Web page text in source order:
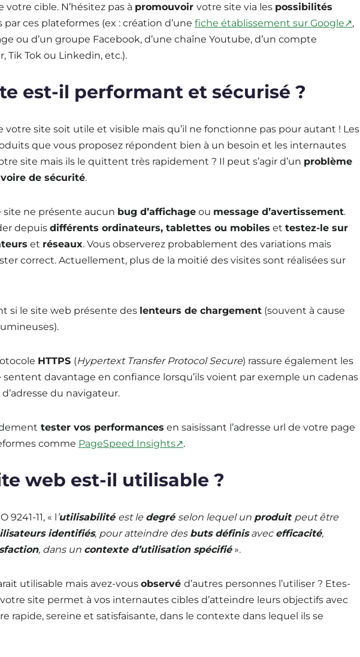
cible. N’hésitez pas à promouvoir votre site via les possibilités
par ces plateformes (ex : création d’une fiche établissement sur Google↗,
ou d’un groupe Facebook, d’une chaîne Youtube, d’un compte
Tik Tok ou Linkedin, etc.).
est-il performant et sécurisé ?
votre site soit utile et visible mais qu’il ne fonctionne pas pour autant ! Les
que vous proposez répondent bien à un besoin et les internautes
site mais ils le quittent très rapidement ? Il peut s’agir d’un problème
de sécurité.
site ne présente aucun bug d’affichage ou message d’avertissement.
depuis différents ordinateurs, tablettes ou mobiles et testez-le sur
et réseaux. Vous observerez probablement des variations mais
correct. Actuellement, plus de la moitié des visites sont réalisées sur
si le site web présente des lenteurs de chargement (souvent à cause
HTTPS (Hypertext Transfer Protocol Secure) rassure également les
sentent davantage en confiance lorsqu’ils voient par exemple un cadenas
du navigateur.
tester vos performances en saisissant l’adresse url de votre page
comme PageSpeed Insights↗.
web est-il utilisable ?
9241-11, « l utilisabilité est le degré selon lequel un produit peut être
identifiés, pour atteindre des buts définisavec efficacité,
, dans un contexte d’utilisation spécifié».
utilisable mais avez-vous observé d’autres personnes l’utiliser ? Etes-
site permet à vos internautes cibles d’atteindre leurs objectifs avec
rapide, sereine et satisfaisante, dans le contexte dans lequel ils se